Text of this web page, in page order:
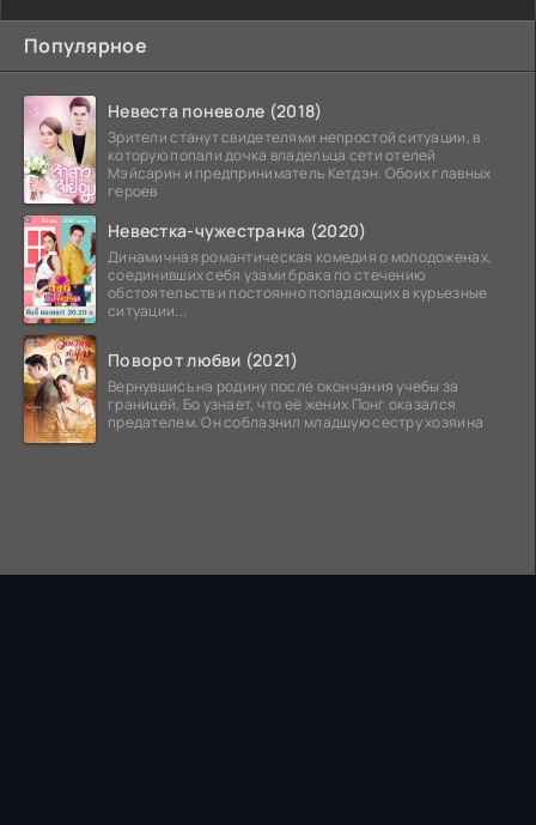
Популярное
Невеста поневоле (2018)
Зрители станут свидетелями непростой ситуации, в
которую попали дочка владельца сети отелей
Мэйсарин и предприниматель Кетдэн. Обоих главных
героев
Невестка-чужестранка (2020)
Динамичная романтическая комедия о молодоженах,
соединивших себя узами брака по стечению
обстоятельств и постоянно попадающих в курьезные
ситуации...
Поворот любви (2021)
Вернувшись на родину после окончания учебы за
границей, Бо узнает, что её жених Понг оказался
предателем. Он соблазнил младшую сестру хозяина